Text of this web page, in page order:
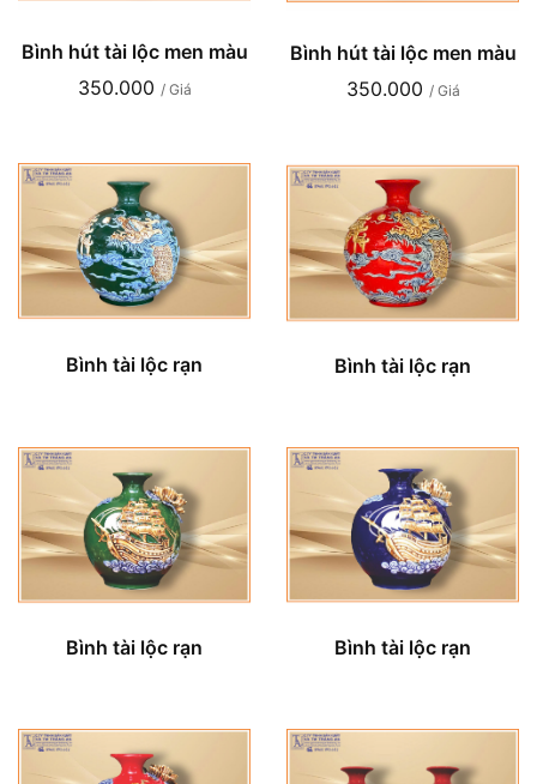
Bình hút tài lộc men màu
350.000 / Giá
Bình hút tài lộc men màu
350.000 / Giá
Bình tài lộc rạn Bình tài lộc rạn
Bình tài lộc rạn Bình tài lộc rạn